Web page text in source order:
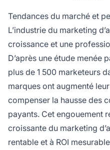
Tendances du marché et
L’industrie du marketing
croissance et une
D’après une étude menée
plus de 1 500 marketeurs
marques ont augmenté
compenser la hausse des
payants. Cet engouement
croissante du marketing
rentable et à ROI